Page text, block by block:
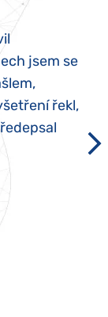
jsem se
řekl,